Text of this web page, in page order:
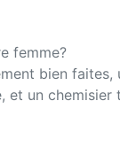
femme?
bien faites,
un